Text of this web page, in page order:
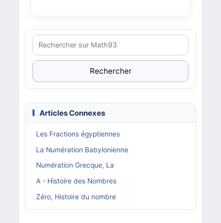
Rechercher
Articles Connexes
Les Fractions égyptiennes
La Numération Babylonienne
Numération Grecque, La
A - Histoire des Nombres
Zéro, Histoire du nombre